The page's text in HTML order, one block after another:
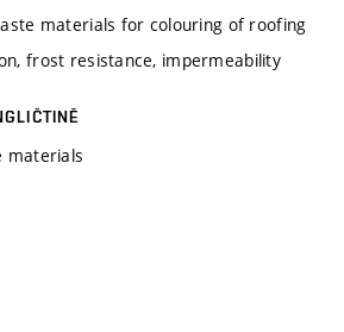
materials for colouring of roofing
frost resistance, impermeability
materials